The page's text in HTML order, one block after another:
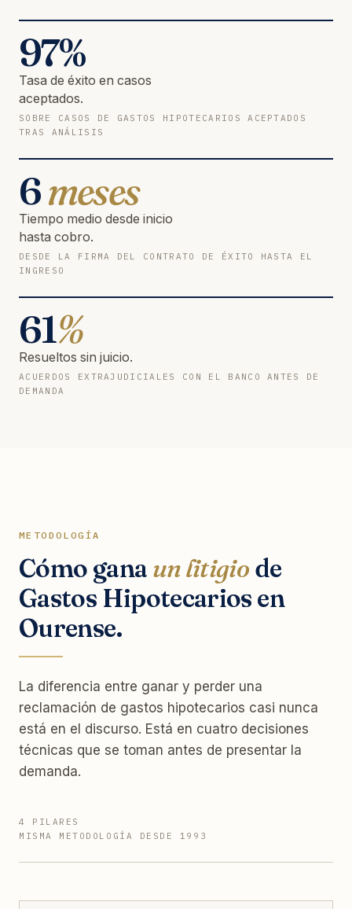
97%
Tasa de éxito en casos
aceptados.
SOBRE CASOS DE GASTOS HIPOTECARIOS ACEPTADOS
TRAS ANÁLISIS
6meses
Tiempo medio desde inicio
hasta cobro.
DESDE LA FIRMA DEL CONTRATO DE ÉXITO HASTA EL
INGRESO
61%
Resueltos sin juicio.
ACUERDOS EXTRAJUDICIALES CON EL BANCO ANTES DE
DEMANDA
METODOLOGÍA
Cómo gana un litigio de
Gastos Hipotecarios en
Ourense.
La diferencia entre ganar y perder una
reclamación de gastos hipotecarios casi nunca
está en el discurso. Está en cuatro decisiones
técnicas que se toman antes de presentar la
demanda.
4 PILARES
MISMA METODOLOGÍA DESDE 1993